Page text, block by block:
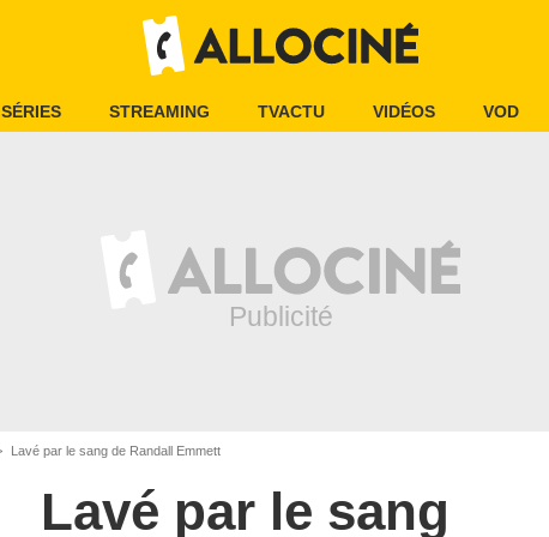
SÉRIES STREAMING TVACTU VIDÉOS VOD
Lavé par le sang de Randall Emmett
Lavé par le sang